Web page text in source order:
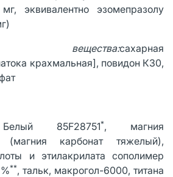
эквивалентно эзомепразолу
вещества:сахарная
крахмальная], повидон К30,
85F28751*, магния
(магния карбонат тяжелый),
и этилакрилата сополимер
**, тальк, макрогол-6000, титана